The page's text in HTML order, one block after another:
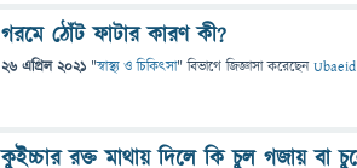
গরমে ঠোঁট ফাটার কারণ কী?
26 এপ্রিল 2021 "স্বাস্থ্য ও চিকিৎসা" বিভাগে জিজ্ঞাসাকরেছেনUbaeid
কুইচ্চার রক্ত মাথায় দিলে কি চুল গজায় বা